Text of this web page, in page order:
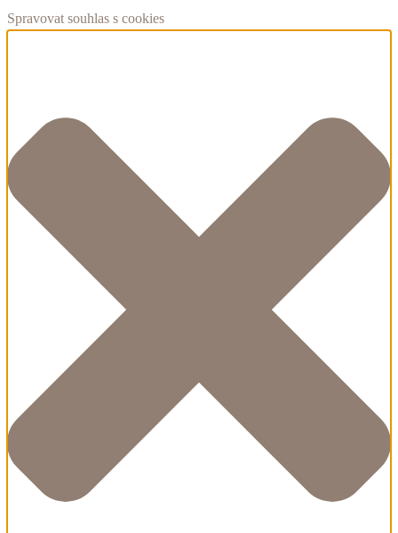
Spravovat souhlas s cookies